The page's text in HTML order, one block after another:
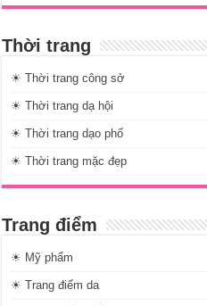
Thời trang
☀ Thời trang công sở
☀ Thời trang dạ hội
☀ Thời trang dạo phố
☀ Thời trang mặc đẹp
Trang điểm
☀ Mỹ phẩm
☀ Trang điểm da